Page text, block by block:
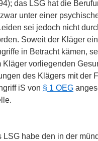
das LSG hat die
unter einer
sei jedoch nicht
Soweit der Kläger
in Betracht kämen,
vorliegenden
des Klägers mit der
iS von § 1 OEG
habe den in der